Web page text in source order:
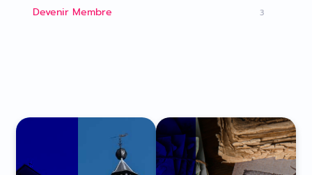
Devenir Membre 3